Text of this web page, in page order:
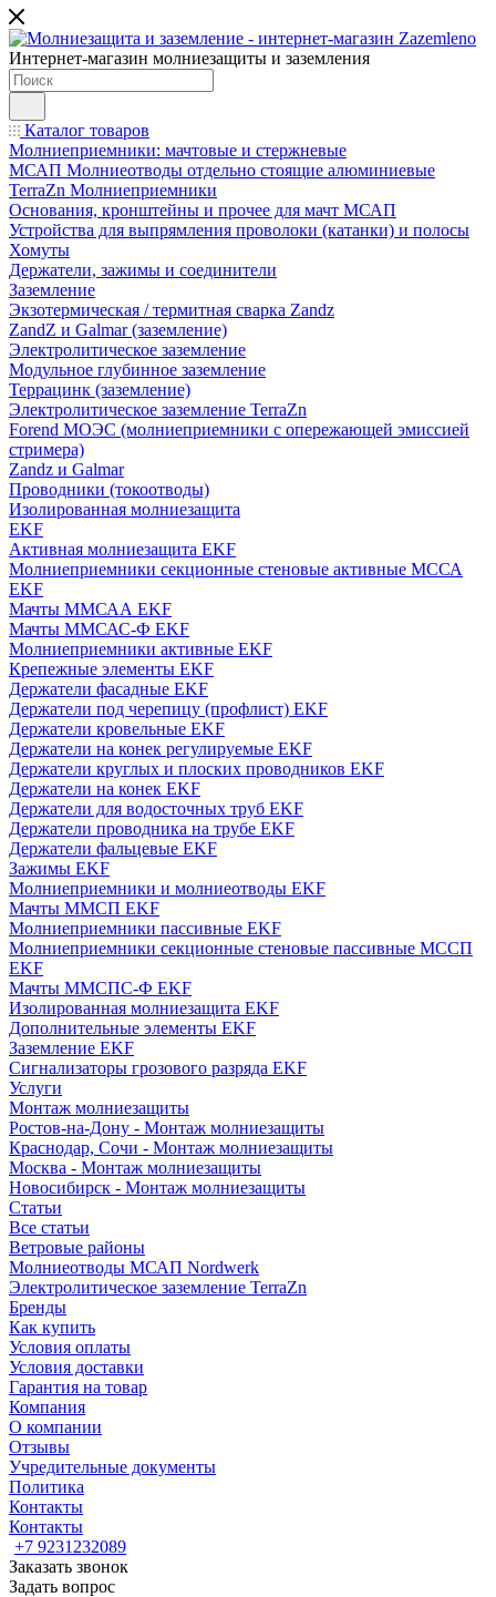
Интернет-магазин молниезащиты и заземления
Каталог товаров
Молниеприемники: мачтовые и стержневые
МСАП Молниеотводы отдельно стоящие алюминиевые
TerraZn Молниеприемники
Основания, кронштейны и прочее для мачт МСАП
Устройства для выпрямления проволоки (катанки) и полосы
Хомуты
Держатели, зажимы и соединители
Заземление
Экзотермическая / термитная сварка Zandz
ZandZ и Galmar (заземление)
Электролитическое заземление
Модульное глубинное заземление
Террацинк (заземление)
Электролитическое заземление TerraZn
Forend МОЭС (молниеприемники с опережающей эмиссией
стримера)
Zandz и Galmar
Проводники (токоотводы)
Изолированная молниезащита
EKF
Активная молниезащита EKF
Молниеприемники секционные стеновые активные МССА
EKF
Мачты ММСАА EKF
Мачты ММСАС-Ф EKF
Молниеприемники активные EKF
Крепежные элементы EKF
Держатели фасадные EKF
Держатели под черепицу (профлист) EKF
Держатели кровельные EKF
Держатели на конек регулируемые EKF
Держатели круглых и плоских проводников EKF
Держатели на конек EKF
Держатели для водосточных труб EKF
Держатели проводника на трубе EKF
Держатели фальцевые EKF
Зажимы EKF
Молниеприемники и молниеотводы EKF
Мачты ММСП EKF
Молниеприемники пассивные EKF
Молниеприемники секционные стеновые пассивные МССП
EKF
Мачты ММСПС-Ф EKF
Изолированная молниезащита EKF
Дополнительные элементы EKF
Заземление EKF
Сигнализаторы грозового разряда EKF
Услуги
Монтаж молниезащиты
Ростов-на-Дону - Монтаж молниезащиты
Краснодар, Сочи - Монтаж молниезащиты
Москва - Монтаж молниезащиты
Новосибирск - Монтаж молниезащиты
Статьи
Все статьи
Ветровые районы
Молниеотводы МСАП Nordwerk
Электролитическое заземление TerraZn
Бренды
Как купить
Условия оплаты
Условия доставки
Гарантия на товар
Компания
О компании
Отзывы
Учредительные документы
Политика
Контакты
Контакты
+7 9231232089
Заказать звонок
Задать вопрос